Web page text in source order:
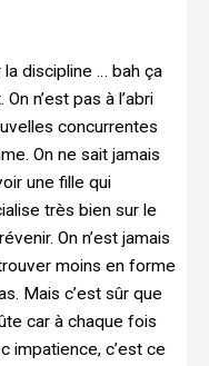
discipline … bah ça
n’est pas à l’abri
concurrentes
On ne sait jamais
une fille qui
très bien sur le
On n’est jamais
moins en forme
Mais c’est sûr que
car à chaque fois
impatience, c’est ce